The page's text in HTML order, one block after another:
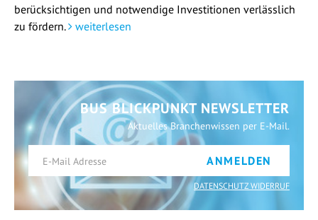
berücksichtigen und notwendige Investitionen verlässlich
zu fördern.
weiterlesen
BUS BLICKPUNKT NEWSLETTER
Aktuelles Branchenwissen per E-Mail.
ANMELDEN
DATENSCHUTZ WIDERRUF